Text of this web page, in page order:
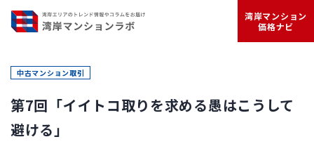
湾岸マンション
価格ナビ
中古マンション取引
第7回「イイトコ取りを求める愚はこうして
避ける」